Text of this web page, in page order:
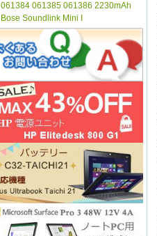
061384 061385 061386 2230mAh
Bose Soundlink Mini I